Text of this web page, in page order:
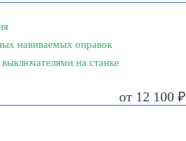
навиваемых оправок
на станке
от 12 100 ₽